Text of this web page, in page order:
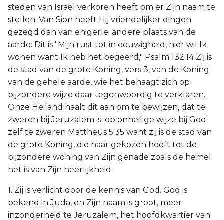
steden van Israël verkoren heeft om er Zijn naam te
stellen. Van Sion heeft Hij vriendelijker dingen
gezegd dan van enigerlei andere plaats van de
aarde: Dit is "Mijn rust tot in eeuwigheid, hier wil Ik
wonen want Ik heb het begeerd," Psalm 132:14 Zij is
de stad van de grote Koning, vers 3, van de Koning
van de gehele aarde, wie het behaagt zich op
bijzondere wijze daar tegenwoordig te verklaren.
Onze Heiland haalt dit aan om te bewijzen, dat te
zweren bij Jeruzalem is: op onheilige wijze bij God
zelf te zweren Mattheüs 5:35 want zij is de stad van
de grote Koning, die haar gekozen heeft tot de
bijzondere woning van Zijn genade zoals de hemel
het is van Zijn heerlijkheid.
1. Zij is verlicht door de kennis van God. God is
bekend in Juda, en Zijn naam is groot, meer
inzonderheid te Jeruzalem, het hoofdkwartier van